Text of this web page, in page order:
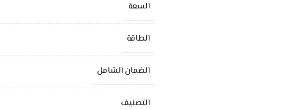
السعة
الطاقة
الضمان الشامل
التصنيف